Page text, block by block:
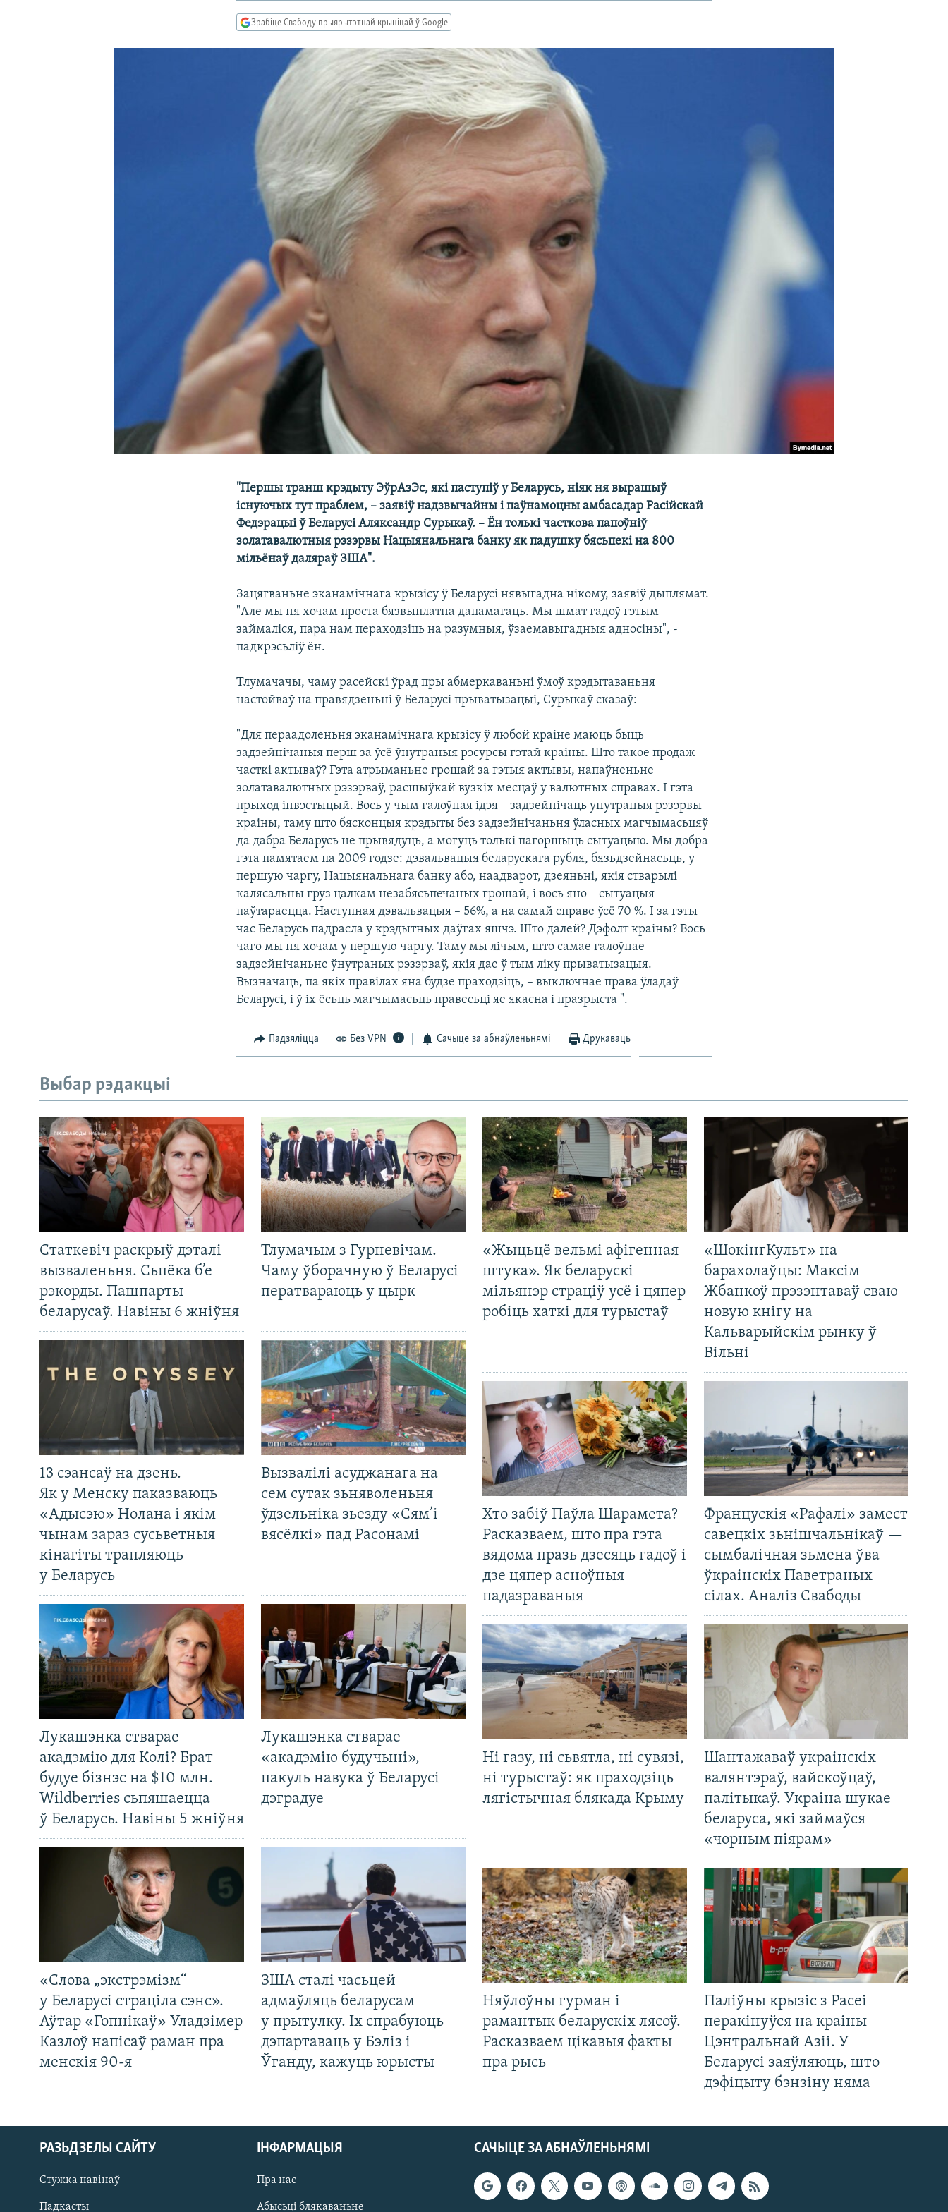
Зрабіце Свабоду прыярытэтнай крыніцай ў Google
"Першы транш крэдыту ЭўрАзЭс, які паступіў у Беларусь, ніяк ня вырашыў
існуючых тут праблем, – заявіў надзвычайны і паўнамоцны амбасадар Расійскай
Федэрацыі ў Беларусі Аляксандр Сурыкаў. – Ён толькі часткова папоўніў
золатавалютныя рэзэрвы Нацыянальнага банку як падушку бясьпекі на 800
мільёнаў даляраў ЗША".
Зацягваньне эканамічнага крызісу ў Беларусі нявыгадна нікому, заявіў дыплямат.
"Але мы ня хочам проста бязвыплатна дапамагаць. Мы шмат гадоў гэтым
займаліся, пара нам пераходзіць на разумныя, ўзаемавыгадныя адносіны", -
падкрэсьліў ён.
Тлумачачы, чаму расейскі ўрад пры абмеркаваньні ўмоў крэдытаваньня
настойваў на правядзеньні ў Беларусі прыватызацыі, Сурыкаў сказаў:
"Для пераадоленьня эканамічнага крызісу ў любой краіне маюць быць
задзейнічаныя перш за ўсё ўнутраныя рэсурсы гэтай краіны. Што такое продаж
часткі актываў? Гэта атрыманьне грошай за гэтыя актывы, напаўненьне
золатавалютных рэзэрваў, расшыўкай вузкіх месцаў у валютных справах. І гэта
прыход інвэстыцый. Вось у чым галоўная ідэя – задзейнічаць унутраныя рэзэрвы
краіны, таму што бясконцыя крэдыты без задзейнічаньня ўласных магчымасьцяў
да дабра Беларусь не прывядуць, а могуць толькі пагоршыць сытуацыю. Мы добра
гэта памятаем па 2009 годзе: дэвальвацыя беларускага рубля, бязьдзейнасьць, у
першую чаргу, Нацыянальнага банку або, наадварот, дзеяньні, якія стварылі
калясальны груз цалкам незабясьпечаных грошай, і вось яно – сытуацыя
паўтараецца. Наступная дэвальвацыя – 56%, а на самай справе ўсё 70 %. І за гэты
час Беларусь падрасла у крэдытных даўгах яшчэ. Што далей? Дэфолт краіны? Вось
чаго мы ня хочам у першую чаргу. Таму мы лічым, што самае галоўнае –
задзейнічаньне ўнутраных рэзэрваў, якія дае ў тым ліку прыватызацыя.
Вызначаць, па якіх правілах яна будзе праходзіць, – выключнае права ўладаў
Беларусі, і ў іх ёсьць магчымасьць правесьці яе якасна і празрыста ".
Падзяліцца Без VPN Сачыце за абнаўленьнямі Друкаваць
Выбар рэдакцыі
Статкевіч раскрыў дэталі
вызваленьня. Сьпёка б’е
рэкорды. Пашпарты
беларусаў. Навіны 6 жніўня
Тлумачым з Гурневічам.
Чаму ўборачную ў Беларусі
ператвараюць у цырк
13 сэансаў на дзень.
Як у Менску паказваюць
«Адысэю» Нолана і якім
чынам зараз сусьветныя
кінагіты трапляюць
у Беларусь
Вызвалілі асуджанага на
сем сутак зьняволеньня
ўдзельніка зьезду «Сям’і
вясёлкі» пад Расонамі
Лукашэнка стварае
акадэмію для Колі? Брат
будуе бізнэс на $10 млн.
Wildberries сьпяшаецца
ў Беларусь. Навіны 5 жніўня
Лукашэнка стварае
«акадэмію будучыні»,
пакуль навука ў Беларусі
дэградуе
«Слова „экстрэмізм“
у Беларусі страціла сэнс».
Аўтар «Гопнікаў» Уладзімер
Казлоў напісаў раман пра
менскія 90-я
ЗША сталі часьцей
адмаўляць беларусам
у прытулку. Іх спрабуюць
дэпартаваць у Бэліз і
Ўганду, кажуць юрысты
«Жыцьцё вельмі афігенная
штука». Як беларускі
мільянэр страціў усё і цяпер
робіць хаткі для турыстаў
«ШокінгКульт» на
барахолаўцы: Максім
Жбанкоў прэзэнтаваў сваю
новую кнігу на
Кальварыйскім рынку ў
Вільні
Хто забіў Паўла Шарамета?
Расказваем, што пра гэта
вядома празь дзесяць гадоў і
дзе цяпер асноўныя
падазраваныя
Францускія «Рафалі» замест
савецкіх зьнішчальнікаў —
сымбалічная зьмена ўва
ўкраінскіх Паветраных
сілах. Аналіз Свабоды
Ні газу, ні сьвятла, ні сувязі,
ні турыстаў: як праходзіць
лягістычная блякада Крыму
Шантажаваў украінскіх
валянтэраў, вайскоўцаў,
палітыкаў. Украіна шукае
беларуса, які займаўся
«чорным піярам»
Няўлоўны гурман і
рамантык беларускіх лясоў.
Расказваем цікавыя факты
пра рысь
Паліўны крызіс з Расеі
перакінуўся на краіны
Цэнтральнай Азіі. У
Беларусі заяўляюць, што
дэфіцыту бэнзіну няма
САЧЫЦЕ ЗА АБНАЎЛЕНЬНЯМІ
РАЗЬДЗЕЛЫ САЙТУ
Стужка навінаў
Падкасты
ІНФАРМАЦЫЯ
Пра нас
Абысьці блякаваньне